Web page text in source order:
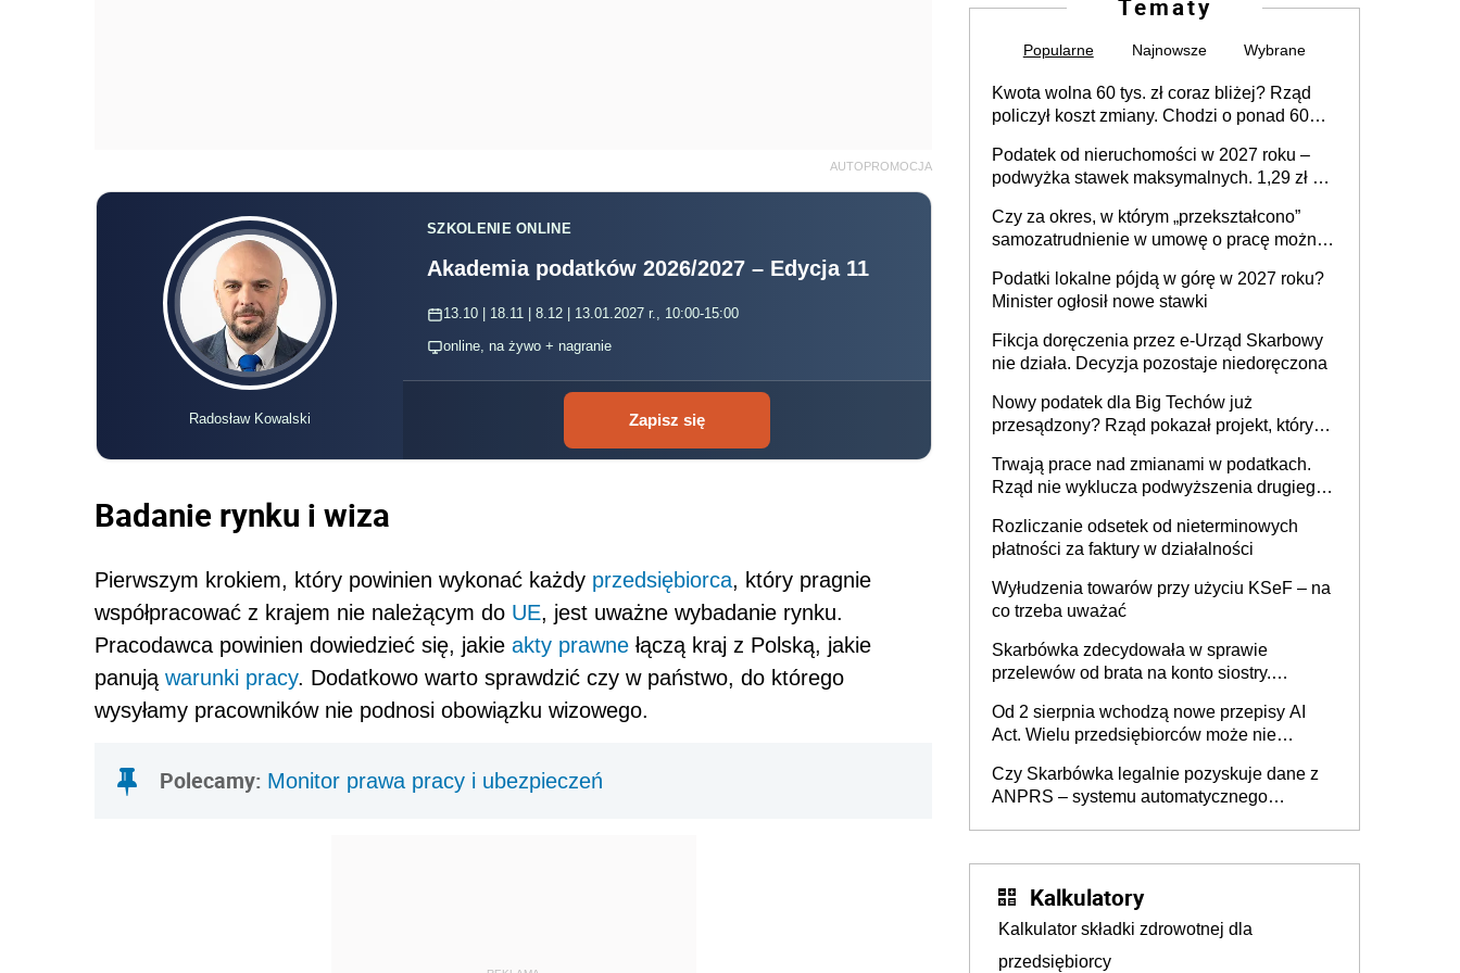
AUTOPROMOCJA
Radosław Kowalski
SZKOLENIE ONLINE
Akademia podatków 2026/2027 – Edycja 11
13.10 | 18.11 | 8.12 | 13.01.2027 r., 10:00-15:00
online, na żywo + nagranie
Zapisz się
Badanie rynku i wiza
Pierwszym krokiem, który powinien wykonać każdy przedsiębiorca, który pragnie
współpracować z krajem nie należącym do UE, jest uważne wybadanie rynku.
Pracodawca powinien dowiedzieć się, jakie akty prawne łączą kraj z Polską, jakie
panują warunki pracy. Dodatkowo warto sprawdzić czy w państwo, do którego
wysyłamy pracowników nie podnosi obowiązku wizowego.
Polecamy: Monitor prawa pracy i ubezpieczeń
Tematy
Popularne Najnowsze Wybrane
Kwota wolna 60 tys. zł coraz bliżej? Rząd
policzył koszt zmiany. Chodzi o ponad 60
Podatek od nieruchomości w 2027 roku –
podwyżka stawek maksymalnych. 1,29 zł za
budynków i lokali związanych z
prowadzeniem działalności gospodarczej
Czy za okres, w którym „przekształcono”
samozatrudnienie w umowę o pracę można
umowy cywilnoprawnej jedynym
racjonalnym wyjściem
Podatki lokalne pójdą w górę w 2027 roku?
Minister ogłosił nowe stawki
Fikcja doręczenia przez e-Urząd Skarbowy
nie działa. Decyzja pozostaje niedoręczona
Nowy podatek dla Big Techów już
przesądzony? Rząd pokazał projekt, który
Trwają prace nad zmianami w podatkach.
Rząd nie wyklucza podwyższenia drugiego
Rozliczanie odsetek od nieterminowych
płatności za faktury w działalności
Wyłudzenia towarów przy użyciu KSeF – na
co trzeba uważać
Skarbówka zdecydowała w sprawie
przelewów od brata na konto siostry.
darowizna, ale podatku jednak nie będzie
Od 2 sierpnia wchodzą nowe przepisy AI
Act. Wielu przedsiębiorców może nie
Czy Skarbówka legalnie pozyskuje dane z
ANPRS – systemu automatycznego
Kalkulatory
Kalkulator składki zdrowotnej dla
przedsiębiorcy